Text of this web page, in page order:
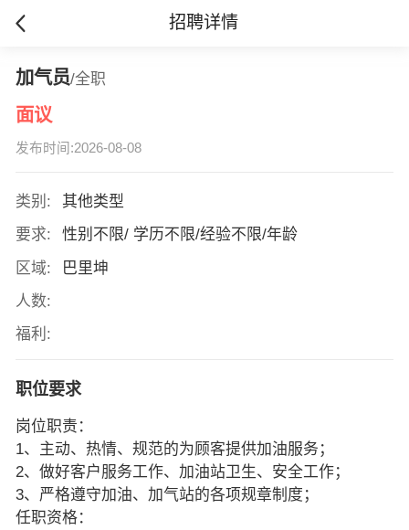
招聘详情
加气员/全职
面议
发布时间:2026-08-08
类别:
其他类型
要求:
性别不限/ 学历不限/经验不限/年龄
区域:
巴里坤
人数:
福利:
职位要求
岗位职责：
1、主动、热情、规范的为顾客提供加油服务；
2、做好客户服务工作、加油站卫生、安全工作；
3、严格遵守加油、加气站的各项规章制度；
任职资格：